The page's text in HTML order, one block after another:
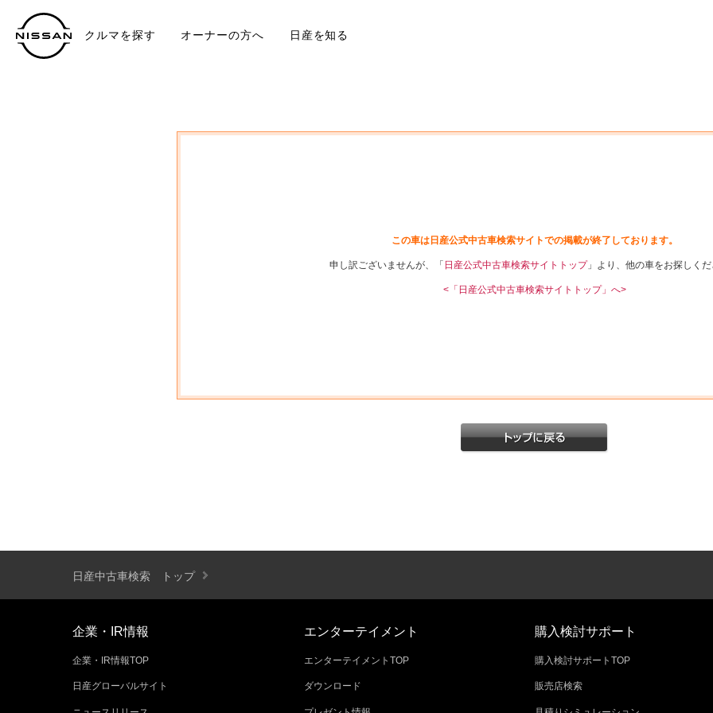
クルマを探す オーナーの方へ 日産を知る
この車は日産公式中古車検索サイトでの掲載が終了しております。
申し訳ございませんが、「 日産公式中古車検索サイトトップ」より、他の車をお探しくだ
<「日産公式中古車検索サイトトップ」へ>
日産中古車検索 トップ
企業・IR情報
企業・IR情報TOP
日産グローバルサイト
エンターテイメント
エンターテイメントTOP
ダウンロード
購入検討サポート
購入検討サポートTOP
販売店検索